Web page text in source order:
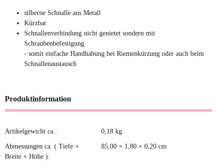
silberne Schnalle aus Metall
Kürzbar
Schnallenverbindung nicht genietet sondern mit
Schraubenbefestigung
- somit einfache Handhabung bei Riemenkürzung oder auch beim
Schnallenaustausch
Produktinformation
Produkteigenschaft
Wert
Artikelgewicht ca.: 0,18 kg
Abmessungen ca. ( Tiefe ×
Breite × Höhe ):
85,00 × 1,80 × 0,20 cm